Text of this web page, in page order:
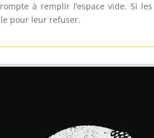
à remplir l’espace vide. Si
pour leur refuser.